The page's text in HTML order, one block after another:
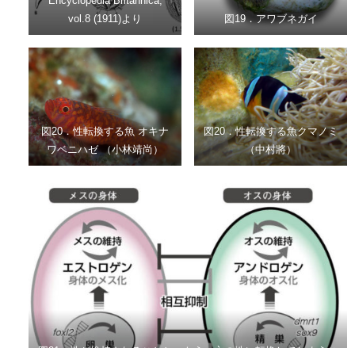
vol.8 (1911)より
図19．アワブネガイ
図20．性転換する魚 オキナ
ワベニハゼ （小林靖尚）
図20．性転換する魚クマノミ
（中村將）